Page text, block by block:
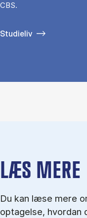
CBS.
Studieliv
LÆS MERE
Du kan læse mere
optagelse, hvordan